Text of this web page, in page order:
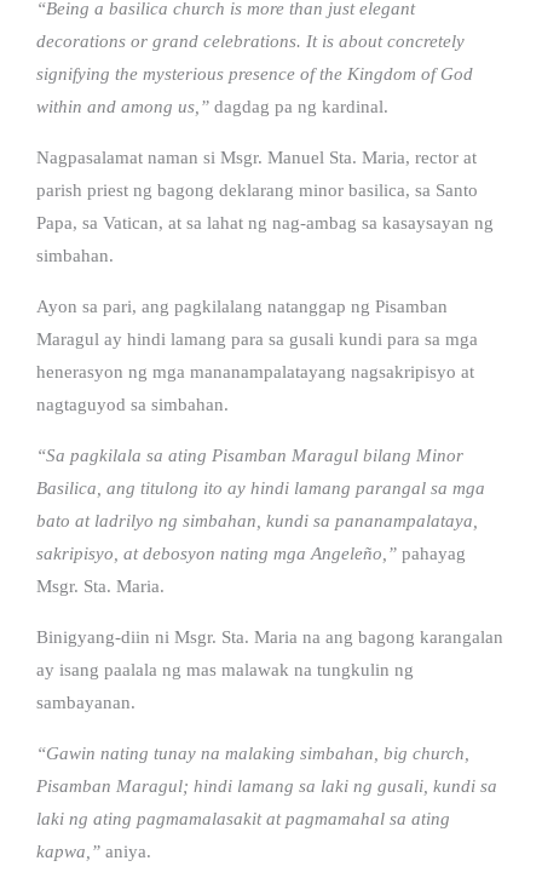
“Being a basilica church is more than just elegant
decorations or grand celebrations. It is about concretely
signifying the mysterious presence of the Kingdom of God
within and among us,” dagdag pa ng kardinal.
Nagpasalamat naman si Msgr. Manuel Sta. Maria, rector at
parish priest ng bagong deklarang minor basilica, sa Santo
Papa, sa Vatican, at sa lahat ng nag-ambag sa kasaysayan ng
simbahan.
Ayon sa pari, ang pagkilalang natanggap ng Pisamban
Maragul ay hindi lamang para sa gusali kundi para sa mga
henerasyon ng mga mananampalatayang nagsakripisyo at
nagtaguyod sa simbahan.
“Sa pagkilala sa ating Pisamban Maragul bilang Minor
Basilica, ang titulong ito ay hindi lamang parangal sa mga
bato at ladrilyo ng simbahan, kundi sa pananampalataya,
sakripisyo, at debosyon nating mga Angeleño,” pahayag
Msgr. Sta. Maria.
Binigyang-diin ni Msgr. Sta. Maria na ang bagong karangalan
ay isang paalala ng mas malawak na tungkulin ng
sambayanan.
“Gawin nating tunay na malaking simbahan, big church,
Pisamban Maragul; hindi lamang sa laki ng gusali, kundi sa
laki ng ating pagmamalasakit at pagmamahal sa ating
kapwa,” aniya.